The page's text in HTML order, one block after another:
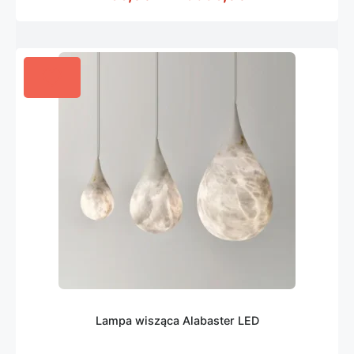
Lampa wisząca Alabaster LED